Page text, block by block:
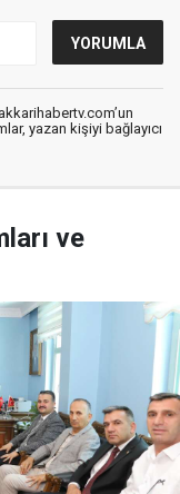
yazan kişiyi bağlayıcı
ve